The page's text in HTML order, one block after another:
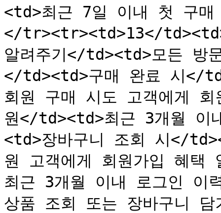
<td>최근 7일 이내 첫 구
</tr><tr><td>13</td><td>
알려주기</td><td>모든 방
</td><td>구매 완료 시</
회원 구매 시도 고객에게
원</td><td>최근 3개월 이
<td>장바구니 조회 시</
원 고객에게 회원가입 혜
최근 3개월 이내 로그인
상품 조회 또는 장바구니